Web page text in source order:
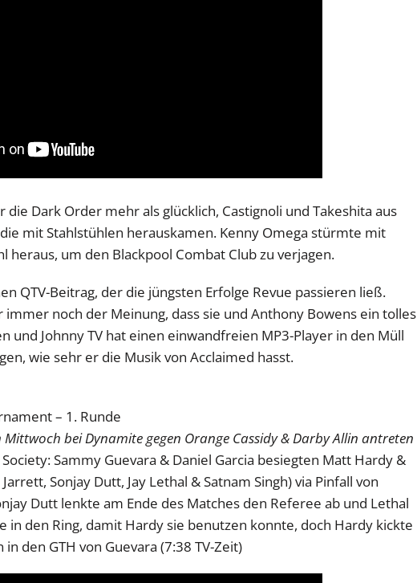
die Dark Order mehr als glücklich, Castignoli und Takeshita aus
mit Stahlstühlen herauskamen. Kenny Omega stürmte mit
heraus, um den Blackpool Combat Club zu verjagen.
QTV-Beitrag, der die jüngsten Erfolge Revue passieren ließ.
immer noch der Meinung, dass sie und Anthony Bowens ein tolles
und Johnny TV hat einen einwandfreien MP3-Player in den Müll
wie sehr er die Musik von Acclaimed hasst.
– 1. Runde
Mittwoch bei Dynamite gegen Orange Cassidy & Darby Allin antreten
Sammy Guevara & Daniel Garcia besiegten Matt Hardy &
Sonjay Dutt, Jay Lethal & Satnam Singh) via Pinfall von
Dutt lenkte am Ende des Matches den Referee ab und Lethal
in den Ring, damit Hardy sie benutzen konnte, doch Hardy kickte
den GTH von Guevara (7:38 TV-Zeit)